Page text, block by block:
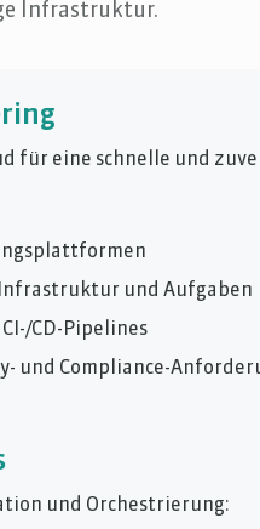
Infrastruktur.
für eine schnelle und
und Aufgaben
CD-Pipelines
und Compliance-
und Orchestrierung: